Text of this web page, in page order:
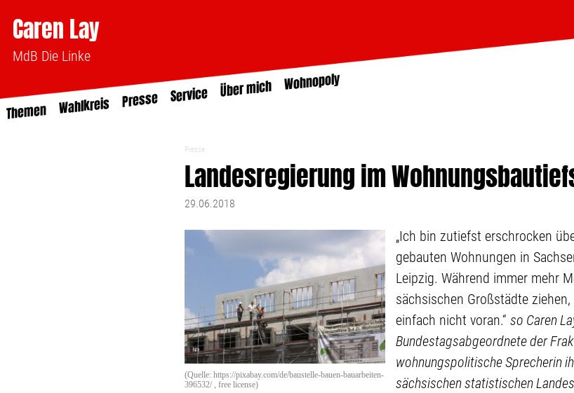
Caren Lay
MdB Die Linke
Themen Wahlkreis Presse Service Über mich Wohnopoly
Presse
Landesregierung im
29.06.2018
(Quelle: https://pixabay.com/de/baustelle-bauen-bauarbeiten-
396532/ , free license)
„Ich bin zutiefst erschrocken
gebauten Wohnungen in
Leipzig. Während immer mehr
sächsischen Großstädte
einfach nicht voran.“so Caren
Bundestagsabgeordnete der
wohnungspolitische Sprecherin
sächsischen statistischen